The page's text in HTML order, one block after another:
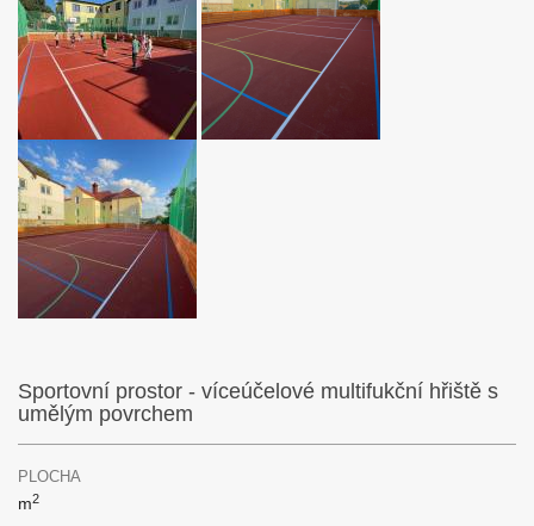
Sportovní prostor - víceúčelové multifukční hřiště s
umělým povrchem
PLOCHA
m2